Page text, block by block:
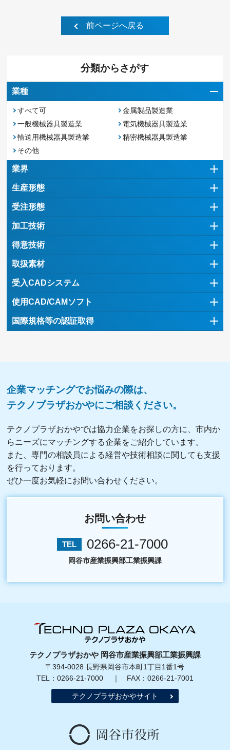
前ページへ戻る
分類からさがす
業種
すべて可
金属製品製造業
一般機械器具製造業
電気機械器具製造業
輸送用機械器具製造業
精密機械器具製造業
その他
業界
生産形態
受注形態
加工技術
得意技術
取扱素材
受入CADシステム
使用CAD/CAMソフト
国際規格等の認証取得
企業マッチングでお悩みの際は、
テクノプラザおかやにご相談ください。
テクノプラザおかやでは協力企業をお探しの方に、市内か
らニーズにマッチングする企業をご紹介しています。
また、専門の相談員による経営や技術相談に関しても支援
を行っております。
ぜひ一度お気軽にお問い合わせください。
お問い合わせ
TEL 0266-21-7000
岡谷市産業振興部工業振興課
テクノプラザおかや 岡谷市産業振興部工業振興課
〒394-0028 長野県岡谷市本町1丁目1番1号
TEL：0266-21-7000 ｜ FAX：0266-21-7001
テクノプラザおかやサイト